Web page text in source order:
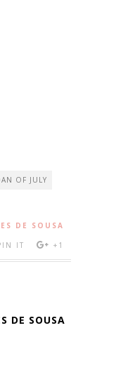
OF JULY
DE SOUSA
IT +1
DE SOUSA